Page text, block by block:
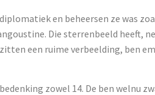
en beheersen ze was
Die sterrenbeeld heeft,
een ruime verbeelding, ben
zowel 14. De ben welnu